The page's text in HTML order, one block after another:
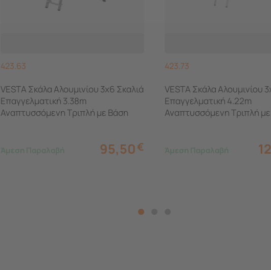
423.63
VESTA Σκάλα Αλουμινίου 3x6 Σκαλιά
Επαγγελματική 3.38m
Αναπτυσσόμενη Τριπλή με Βάση
Άμεση Παραλαβή 95,50€
423.73
VESTA Σκάλα Αλουμινίου
Επαγγελματική 4.22m
Αναπτυσσόμενη Τριπλή
Άμεση Παραλαβή